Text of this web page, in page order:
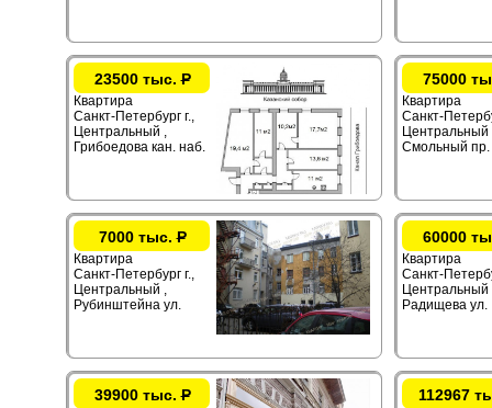
23500 тыс.Р
Квартира
Санкт-Петербург г.,
Центральный ,
Грибоедова кан. наб.
75000
Квартира
Санкт-
Центральный
Смольный пр.
7000 тыс.Р
Квартира
Санкт-Петербург г.,
Центральный ,
Рубинштейна ул.
60000
Квартира
Санкт-
Центральный
Радищева ул.
39900 тыс.Р 112967